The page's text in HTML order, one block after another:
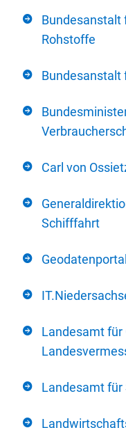
Bundesanstalt
Rohstoffe
Bundesanstalt
Carl von
Schifffahrt
Landesamt für
Landesamt